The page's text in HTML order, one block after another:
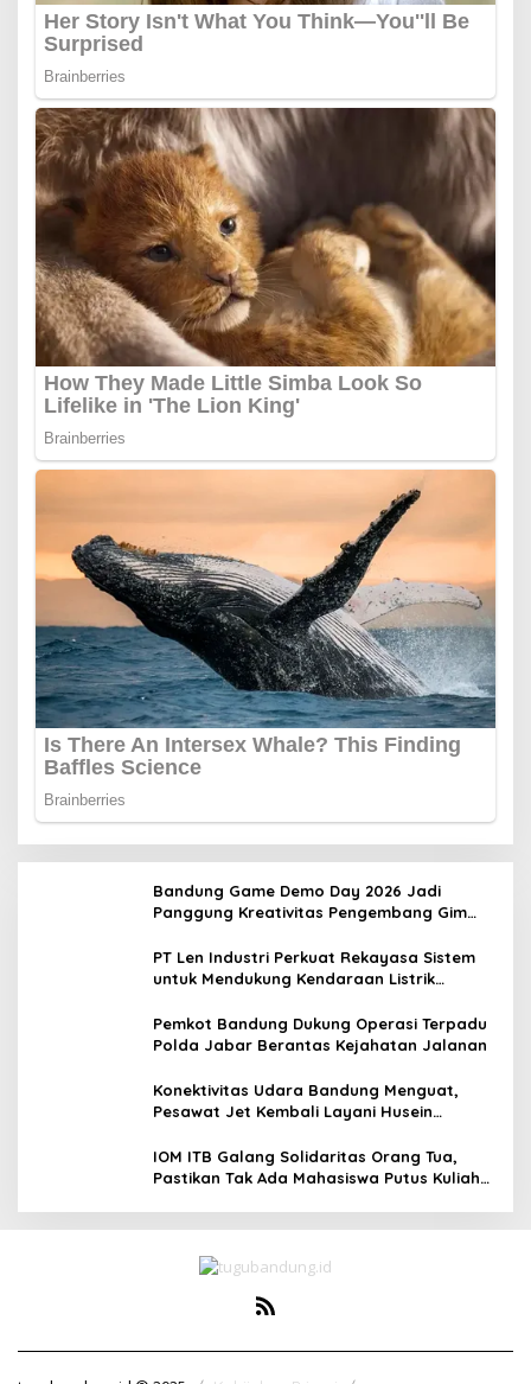
Bandung Game Demo Day 2026 Jadi
Panggung Kreativitas Pengembang Gim
PT Len Industri Perkuat Rekayasa Sistem
untuk Mendukung Kendaraan Listrik
Pemkot Bandung Dukung Operasi Terpadu
Polda Jabar Berantas Kejahatan Jalanan
Konektivitas Udara Bandung Menguat,
Pesawat Jet Kembali Layani Husein
IOM ITB Galang Solidaritas Orang Tua,
Pastikan Tak Ada Mahasiswa Putus Kuliah